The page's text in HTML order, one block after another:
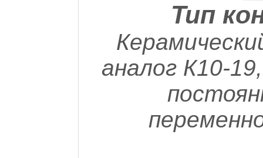
Тип
аналог К10-